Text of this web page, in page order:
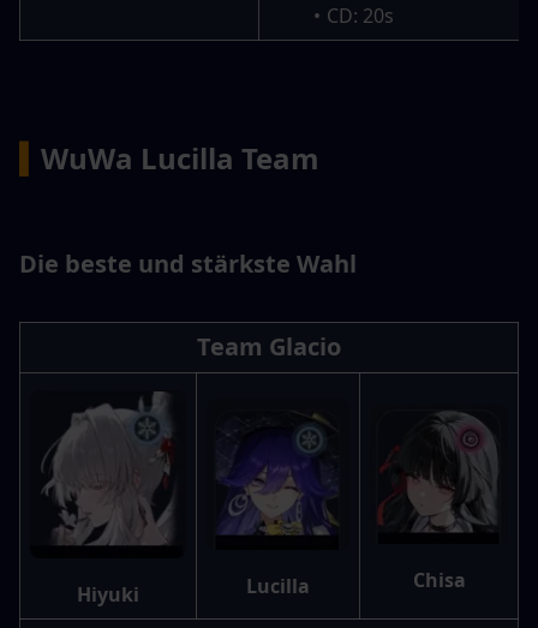
CD: 20s
WuWa Lucilla Team
Die beste und stärkste Wahl
Team Glacio
Hiyuki Lucilla Chisa